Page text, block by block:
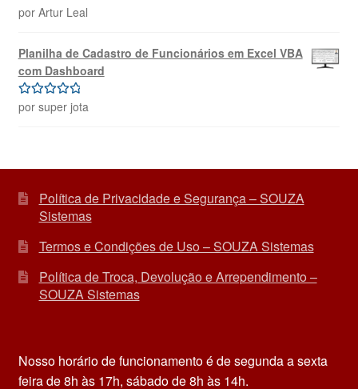
Avaliação 5
por Artur Leal
Planilha de Cadastro de Funcionários em Excel VBA
com Dashboard
Avaliação5
por super jota
Política de Privacidade e Segurança – SOUZA
Sistemas
Termos e Condições de Uso – SOUZA Sistemas
Política de Troca, Devolução e Arrependimento –
SOUZA Sistemas
Nosso horário de funcionamento é de segunda a sexta
feira de 8h às 17h, sábado de 8h às 14h.